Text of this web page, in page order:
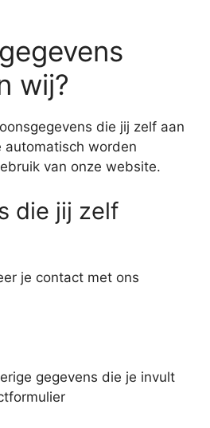
wij?
die jij zelf aan
worden
van onze website.
die jij zelf
je contact met ons
gegevens die je invult